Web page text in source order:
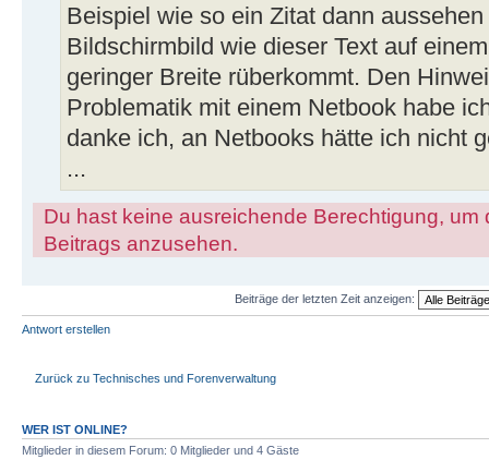
Beispiel wie so ein Zitat dann
Bildschirmbild wie dieser Text auf
geringer Breite rüberkommt. Den
Problematik mit einem Netbook habe
danke ich, an Netbooks hätte ich nicht
...
Du hast keine ausreichende Berechtigung,
Beitrags anzusehen.
Beiträge der letzten Zeit anzeigen:
Antwort erstellen
Zurück zu Technisches und Forenverwaltung
WER IST ONLINE?
Mitglieder in diesem Forum: 0 Mitglieder und 4 Gäste